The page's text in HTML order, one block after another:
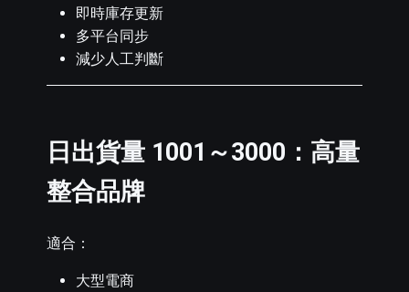
即時庫存更新
多平台同步
減少人工判斷
日出貨量 1001～3000：高量
整合品牌
適合：
大型電商